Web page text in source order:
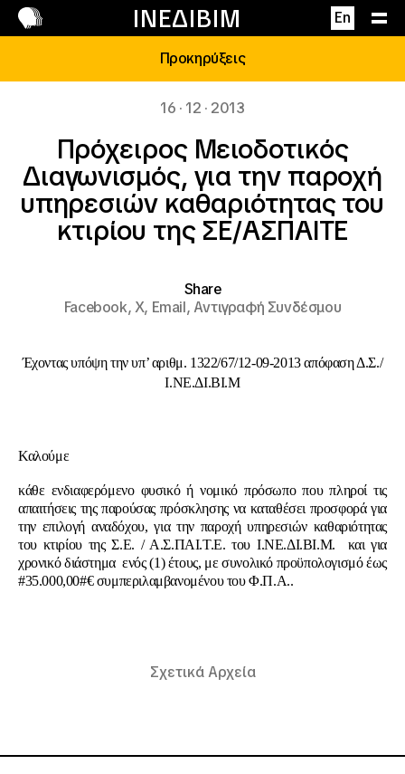
ΙΝΕΔΙΒΙΜ En
Επικοινωνία
Προκηρύξεις
16 · 12 · 2013
Πρόχειρος Μειοδοτικός
Διαγωνισμός, για την παροχή
υπηρεσιών καθαριότητας του
κτιρίου της ΣΕ/ΑΣΠΑΙΤΕ
Share
Facebook,X, Email,Αντιγραφή Συνδέσμου
Έχοντας υπόψη την υπ’ αριθμ. 1322/67/12-09-2013 απόφαση Δ.Σ./
Ι.ΝΕ.ΔΙ.ΒΙ.Μ
Καλούμε
κάθε ενδιαφερόμενο φυσικό ή νομικό πρόσωπο που πληροί τις
απαιτήσεις της παρούσας πρόσκλησης να καταθέσει προσφορά για
την επιλογή αναδόχου, για την παροχή υπηρεσιών καθαριότητας
του κτιρίου της Σ.Ε. / Α.Σ.ΠΑΙ.Τ.Ε. του Ι.ΝΕ.ΔΙ.ΒΙ.Μ. και για
χρονικό διάστημα ενός (1) έτους, με συνολικό προϋπολογισμό έως
#35.000,00#€ συμπεριλαμβανομένου του Φ.Π.Α..
Σχετικά Αρχεία